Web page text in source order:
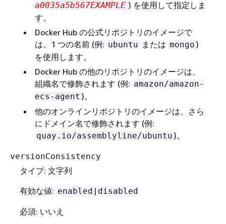
a0035a5b567EXAMPLE ) を使用して指定しま
す。
Docker Hub の公式リポジトリのイメージで
は、1 つの名前 (例: ubuntu または mongo )
を使用します。
Docker Hub の他のリポジトリのイメージは、
組織名で修飾されます (例: amazon/amazon-
ecs-agent )。
他のオンラインリポジトリのイメージは、さら
にドメイン名で修飾されます (例:
quay.io/assemblyline/ubuntu )。
versionConsistency
タイプ: 文字列
有効な値: enabled | disabled
必須: いいえ